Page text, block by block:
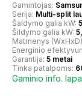
Gamintojas:
Serija: Multi-split
Šaldymo galia kW:
Šildymo galia kW:
Matmenys
Energinio
Garantija: 5 metai
Tinka patalpoms:
Gaminio info.